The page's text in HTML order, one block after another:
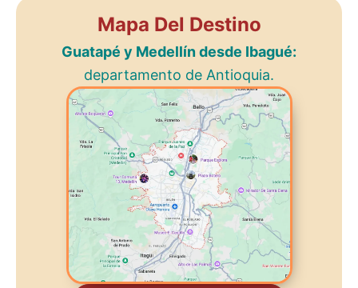
Mapa Del Destino
Guatapé y Medellín desde Ibagué:
departamento de Antioquia.